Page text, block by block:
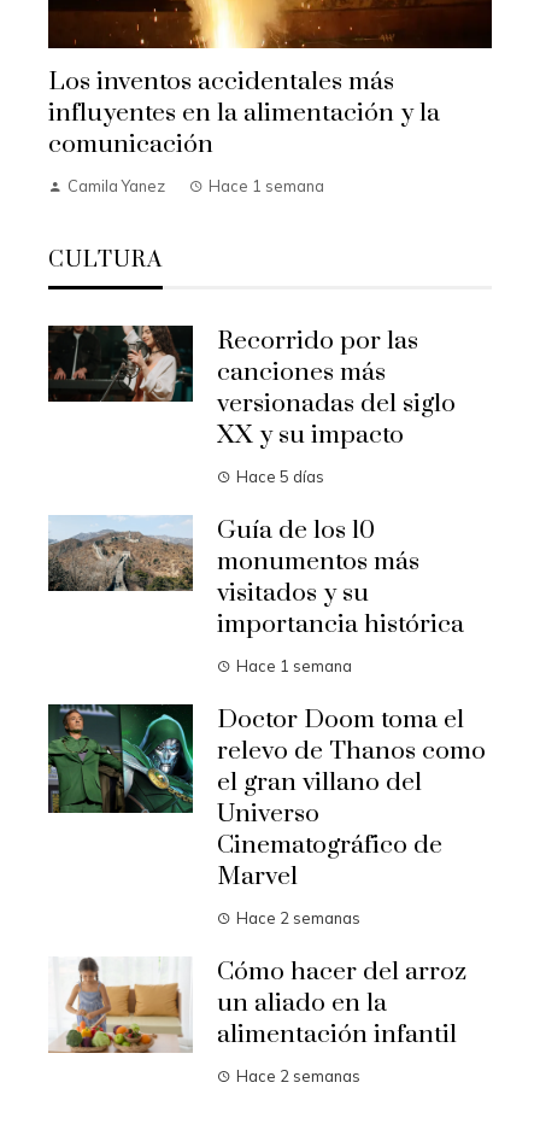
Los inventos accidentales más
influyentes en la alimentación y la
comunicación
Camila Yanez Hace 1 semana
CULTURA
Recorrido por las
canciones más
versionadas del siglo
XX y su impacto
Hace 5 días
Guía de los 10
monumentos más
visitados y su
importancia histórica
Hace 1 semana
Doctor Doom toma el
relevo de Thanos como
el gran villano del
Universo
Cinematográfico de
Marvel
Hace 2 semanas
Cómo hacer del arroz
un aliado en la
alimentación infantil
Hace 2 semanas